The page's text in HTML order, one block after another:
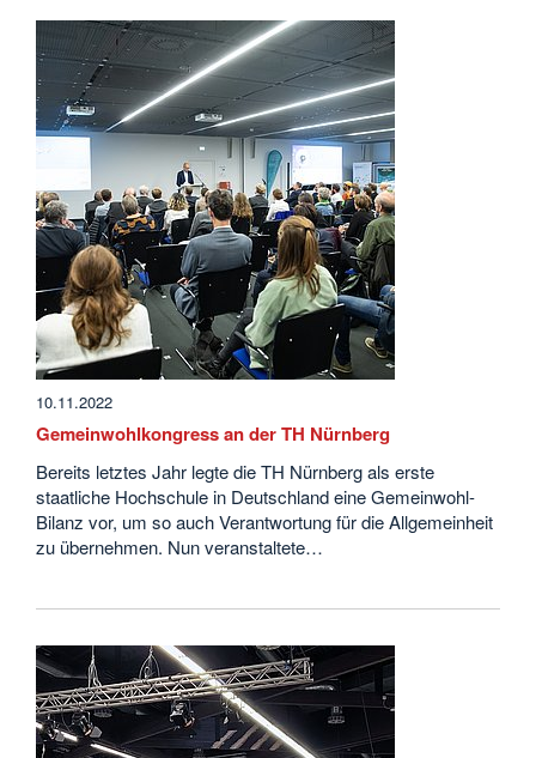
10.11.2022
Gemeinwohlkongress an der TH Nürnberg
Bereits letztes Jahr legte die TH Nürnberg als erste
staatliche Hochschule in Deutschland eine Gemeinwohl-
Bilanz vor, um so auch Verantwortung für die Allgemeinheit
zu übernehmen. Nun veranstaltete…